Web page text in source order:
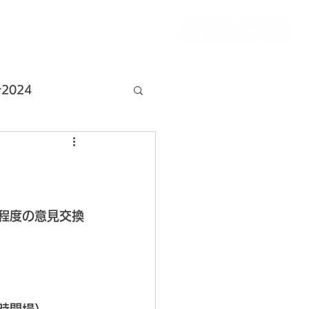
2024
度の意見交換